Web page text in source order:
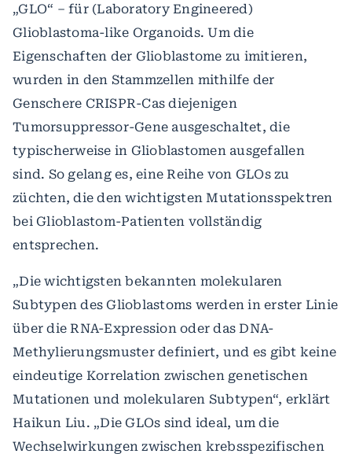
„GLO“ – für (Laboratory Engineered)
Glioblastoma-like Organoids. Um die
Eigenschaften der Glioblastome zu imitieren,
wurden in den Stammzellen mithilfe der
Genschere CRISPR-Cas diejenigen
Tumorsuppressor-Gene ausgeschaltet, die
typischerweise in Glioblastomen ausgefallen
sind. So gelang es, eine Reihe von GLOs zu
züchten, die den wichtigsten Mutationsspektren
bei Glioblastom-Patienten vollständig
entsprechen.
„Die wichtigsten bekannten molekularen
Subtypen des Glioblastoms werden in erster Linie
über die RNA-Expression oder das DNA-
Methylierungsmuster definiert, und es gibt keine
eindeutige Korrelation zwischen genetischen
Mutationen und molekularen Subtypen“, erklärt
Haikun Liu. „Die GLOs sind ideal, um die
Wechselwirkungen zwischen krebsspezifischen